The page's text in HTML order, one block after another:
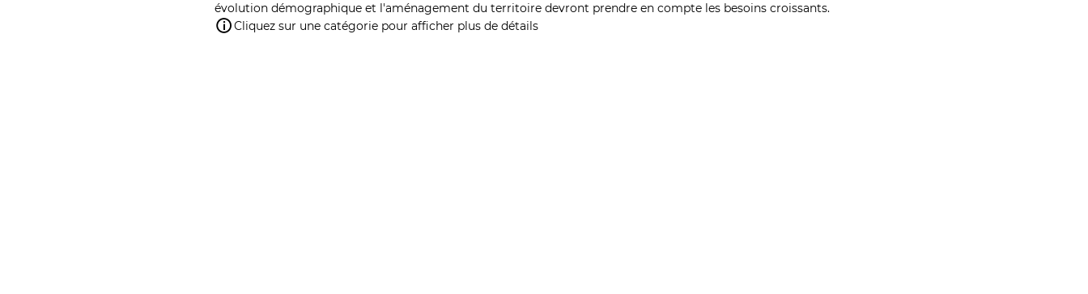
évolution démographique et l'aménagement du territoire devront prendre en compte les besoins croissants.
Cliquez sur une catégorie pour afficher plus de détails